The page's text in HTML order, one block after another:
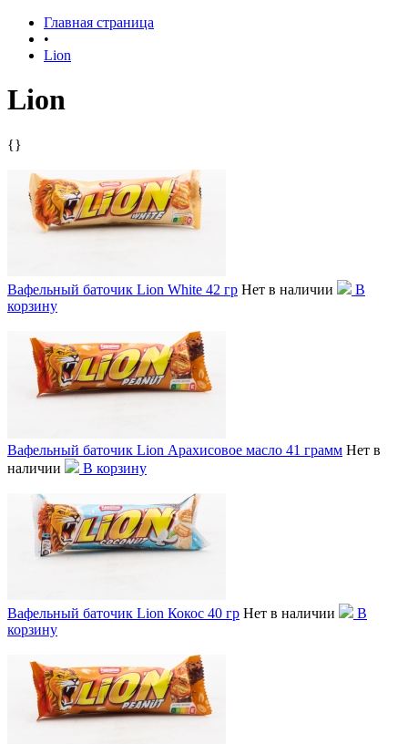
Главная страница
•
Lion
Lion
{}
Вафельный баточик Lion White 42 гр Нет в наличии
В
корзину
Вафельный баточик Lion Арахисовое масло 41 грамм Нет в
наличии
В корзину
Вафельный баточик Lion Кокос 40 гр Нет в наличии
В
корзину